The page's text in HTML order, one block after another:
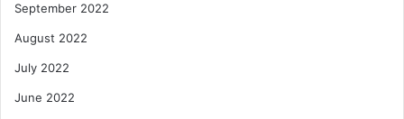
September 2022
August 2022
July 2022
June 2022